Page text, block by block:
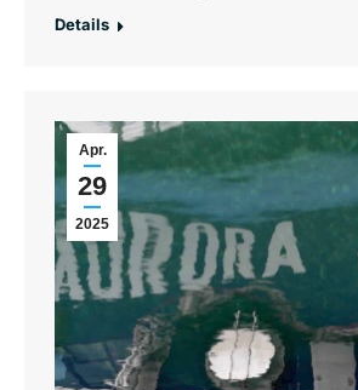
Details
Apr.
29
2025